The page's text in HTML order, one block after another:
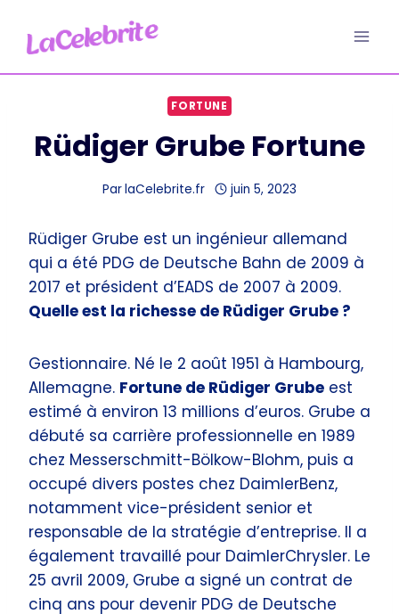
contenu
FORTUNE
Rüdiger Grube Fortune
ParlaCelebrite.fr juin 5, 2023
Rüdiger Grube est un ingénieur allemand
qui a été PDG de Deutsche Bahn de 2009 à
2017 et président d’EADS de 2007 à 2009.
Quelle est la richesse de Rüdiger Grube ?
Gestionnaire. Né le 2 août 1951 à Hambourg,
Allemagne. Fortune de Rüdiger Grube est
estimé à environ 13 millions d’euros. Grube a
débuté sa carrière professionnelle en 1989
chez Messerschmitt-Bölkow-Blohm, puis a
occupé divers postes chez DaimlerBenz,
notamment vice-président senior et
responsable de la stratégie d’entreprise. Il a
également travaillé pour DaimlerChrysler. Le
25 avril 2009, Grube a signé un contrat de
cinq ans pour devenir PDG de Deutsche